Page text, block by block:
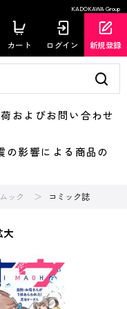
KADOKAWA Group
カート ログイン 新規登録
およびお問い合わせ
影響による商品の
ック コミック誌
大